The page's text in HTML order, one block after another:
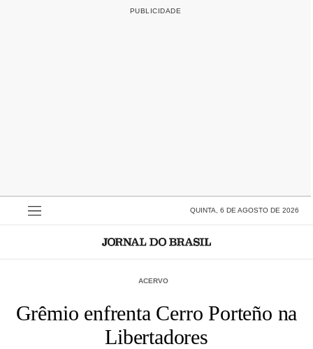
QUINTA, 6 DE AGOSTO DE 2026
ACERVO
Grêmio enfrenta Cerro Porteño na
Libertadores